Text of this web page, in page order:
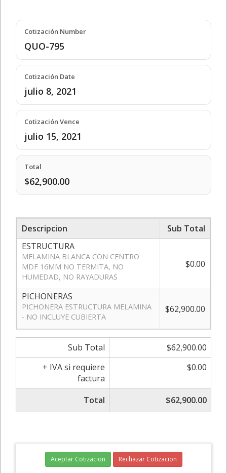
Cotización Number
QUO-795
Cotización Date
julio 8, 2021
Cotización Vence
julio 15, 2021
Total
$62,900.00
Descripcion
Sub Total
ESTRUCTURA
MELAMINA BLANCA CON CENTRO
MDF 16MM NO TERMITA, NO
HUMEDAD, NO RAYADURAS
$0.00
PICHONERAS
PICHONERA ESTRUCTURA MELAMINA
- NO INCLUYE CUBIERTA
$62,900.00
Sub Total
$62,900.00
+ IVA si requiere
factura
$0.00
Total $62,900.00
Aceptar Cotizacion Rechazar Cotizacion